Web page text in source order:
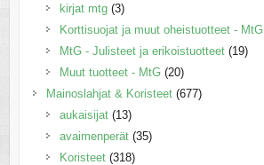
kirjat mtg (3)
Korttisuojat ja muut oheistuotteet - MtG
MtG - Julisteet ja erikoistuotteet (19)
Muut tuotteet - MtG (20)
Mainoslahjat & Koristeet (677)
aukaisijat (13)
avaimenperät (35)
Koristeet (318)